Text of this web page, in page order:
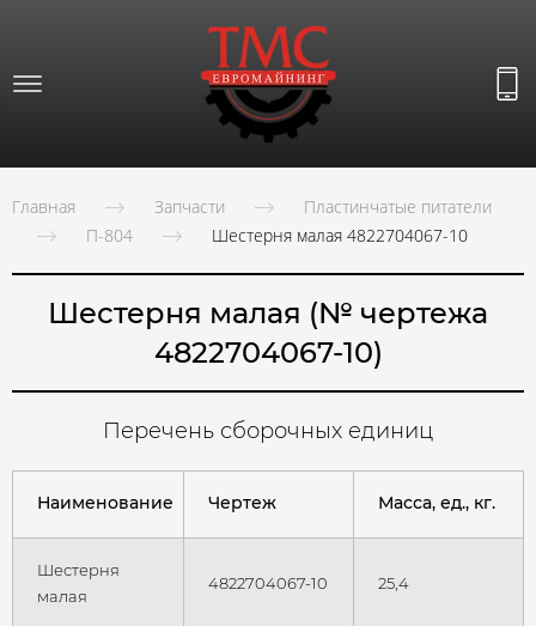
Главная Запчасти
Пластинчатые питатели
П-804
Шестерня малая 4822704067-10
Шестерня малая (№ чертежа
4822704067-10)
Перечень сборочных единиц
Наименование Чертеж Масса, ед., кг.
Шестерня
малая
4822704067-10 25,4